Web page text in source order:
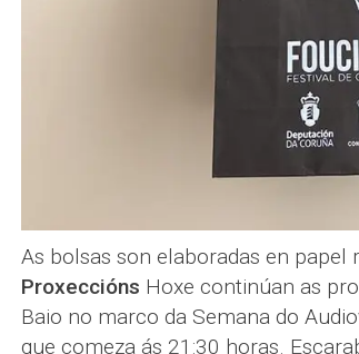
As bolsas son elaboradas en papel
Proxeccións Hoxe continúan as
Baio no marco da Semana do
que comeza ás 21:30 horas.